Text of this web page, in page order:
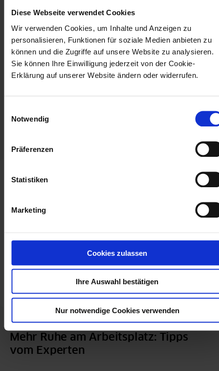
Diese Webseite verwendet Cookies
Wir verwenden Cookies, um Inhalte und Anzeigen zu
personalisieren, Funktionen für soziale Medien anbieten zu
können und die Zugriffe auf unsere Website zu analysieren.
Sie können Ihre Einwilligung jederzeit von der Cookie-
Erklärung auf unserer Website ändern oder widerrufen.
Notwendig
Präferenzen
Statistiken
Marketing
Cookies zulassen
Ihre Auswahl bestätigen
Nur notwendige Cookies verwenden
der operativen Ebene positiv auf das
Wohlbefinden der Mitarbeitenden am
Arbeitsplatz aus und steigert deren
Produktivität. Kein Wunder - in der Ruhe liegt
schließlich bekanntermaßen die Kraft.
Prüfen Sie in wenigen Minuten, in welchen
Bereichen Sie bereits gut aufgestellt sind und wo
Verbesserungsbedarf besteht.
Mehr Ruhe am Arbeitsplatz: Tipps
vom Experten